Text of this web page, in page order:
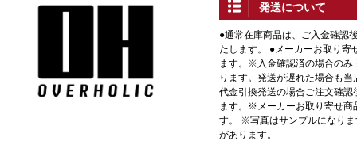
発送について
●通常在庫商品は、ご入金確認
たします。 ●メーカーお取り寄
ます。※入金確認済の場合の
ります。発送が遅れた場合も
代金引換発送の場合ご注文確
ます。※メーカーお取り寄せ商
す。 ※写真はサンプルになり
があります。